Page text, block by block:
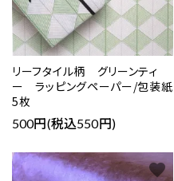
リーフタイル柄 グリーンティ
ー ラッピングペーパー/包装紙
5枚
500円(税込550円)
favorite